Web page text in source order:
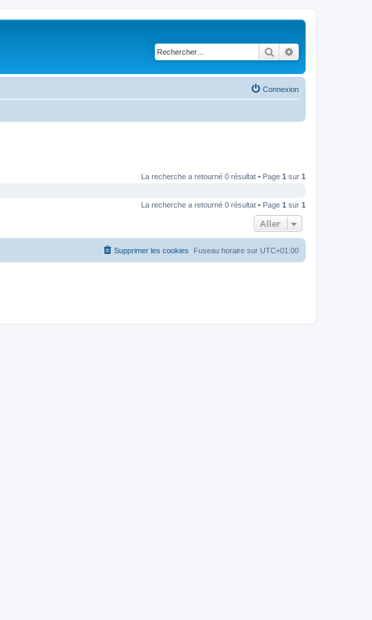
Rechercher
Connexion
La recherche a retourné 0 résultat • Page 1 sur 1
La recherche a retourné 0 résultat • Page 1 sur 1
Aller
Fuseau horaire sur UTC+01:00
Supprimer les cookies